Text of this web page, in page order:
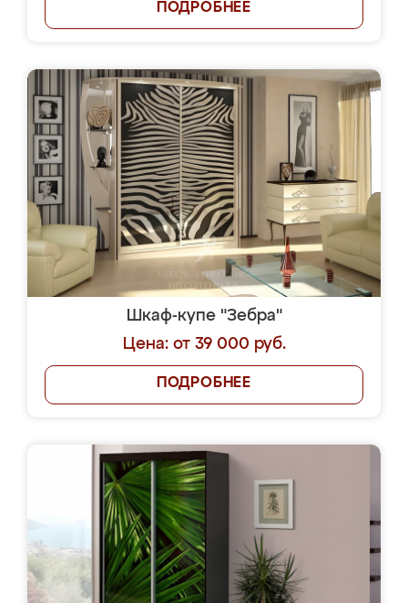
ПОДРОБНЕЕ
Шкаф-купе "Зебра"
Цена: от 39 000 руб.
ПОДРОБНЕЕ